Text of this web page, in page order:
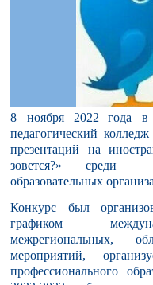
8 ноября 2022
года
педагогический
презентаций на
зовется?» среди
образовательных
Конкурс был
графиком
межрегиональных,
мероприятий,
профессионального